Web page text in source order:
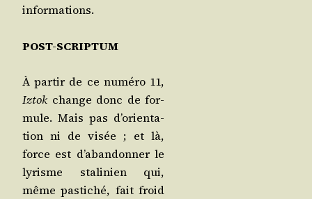
informations.
POST-SCRIPTUM
À par­tir de ce numé­ro 11,
Iztok change donc de for­
mule. Mais pas d’o­rien­ta­
tion ni de visée ; et là,
force est d’a­ban­don­ner le
lyrisme sta­li­nien qui,
même pas­ti­ché, fait froid